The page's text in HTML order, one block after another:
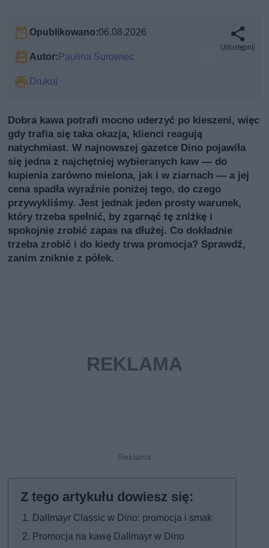
Opublikowano:06.08.2026
Autor:Paulina Surowiec
Drukuj
Udostępnij
Dobra kawa potrafi mocno uderzyć po kieszeni, więc
gdy trafia się taka okazja, klienci reagują
natychmiast. W najnowszej gazetce Dino pojawiła
się jedna z najchętniej wybieranych kaw — do
kupienia zarówno mielona, jak i w ziarnach — a jej
cena spadła wyraźnie poniżej tego, do czego
przywykliśmy. Jest jednak jeden prosty warunek,
który trzeba spełnić, by zgarnąć tę zniżkę i
spokojnie zrobić zapas na dłużej. Co dokładnie
trzeba zrobić i do kiedy trwa promocja? Sprawdź,
zanim zniknie z półek.
Dallmayr Classic w Dino: promocja i smak
Promocja na kawę Dallmayr w Dino